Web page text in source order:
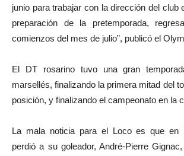
junio para trabajar con la dirección del club
preparación de la pretemporada,
comienzos del mes de julio”, publicó el
El DT rosarino tuvo una gran
marsellés, finalizando la primera mitad del
posición, y finalizando el campeonato en la
La mala noticia para el Loco es que en
perdió a su goleador, André-Pierre